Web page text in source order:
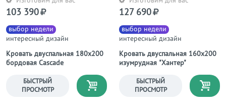
Кровать двуспальная 180х200
бордовая Cascade
выбор недели
интересный дизайн
103 390
БЫСТРЫЙ
ПРОСМОТР
Кровать двуспальная 160х200
изумрудная "Хантер"
выбор недели
интересный дизайн
127 690
БЫСТРЫЙ
ПРОСМОТР